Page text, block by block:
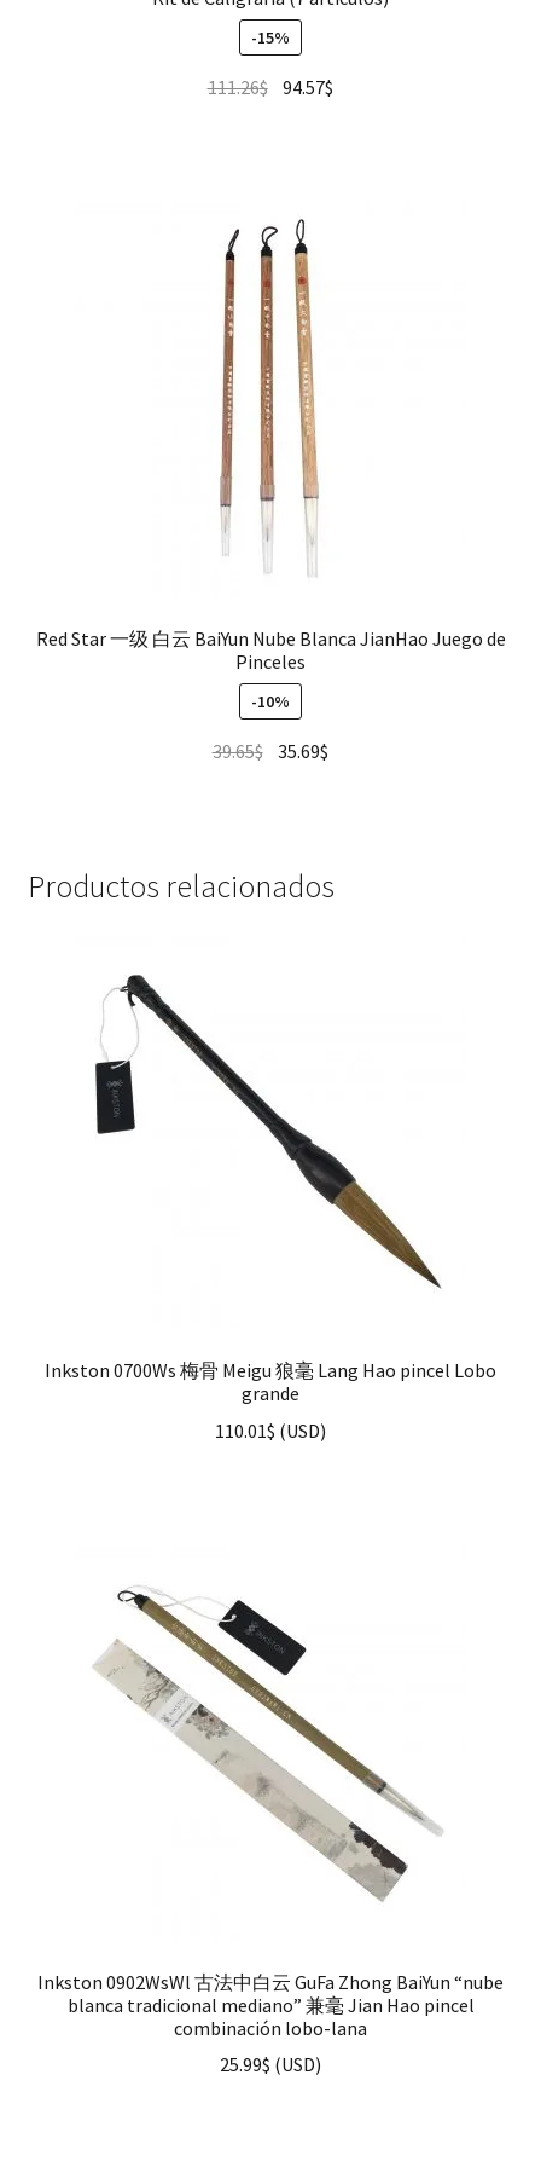
-15%
111.26$ 94.57$
Red Star 一级 白云 BaiYun Nube Blanca JianHao Juego de
Pinceles
-10%
39.65$ 35.69$
Productos relacionados
Inkston 0700Ws 梅骨 Meigu 狼毫 Lang Hao pincel Lobo
grande
110.01$ (USD)
Inkston 0902WsWl 古法中白云 GuFa Zhong BaiYun “nube
blanca tradicional mediano” 兼毫 Jian Hao pincel
combinación lobo-lana
25.99$ (USD)